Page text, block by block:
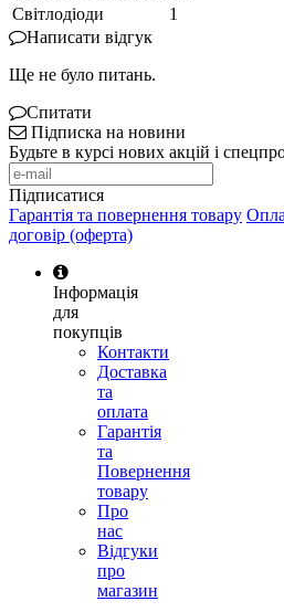
Світлодіоди
1
Написати відгук
Ще не було питань.
Спитати
Підписка на новини
Будьте в курсі нових акцій і
Підписатися
Гарантія та повернення товару
договір (оферта)
Інформація
для
покупців
Контакти
Доставка
та
оплата
Гарантія
та
Повернення
товару
Про
нас
Відгуки
про
магазин